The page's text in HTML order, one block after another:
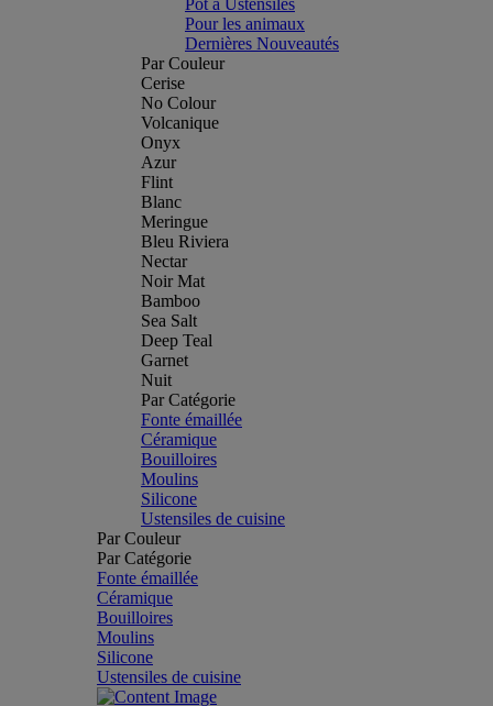
Pot à Ustensiles
Pour les animaux
Dernières Nouveautés
Par Couleur
Cerise
No Colour
Volcanique
Onyx
Azur
Flint
Blanc
Meringue
Bleu Riviera
Nectar
Noir Mat
Bamboo
Sea Salt
Deep Teal
Garnet
Nuit
Par Catégorie
Fonte émaillée
Céramique
Bouilloires
Moulins
Silicone
Ustensiles de cuisine
Par Couleur
Par Catégorie
Fonte émaillée
Céramique
Bouilloires
Moulins
Silicone
Ustensiles de cuisine